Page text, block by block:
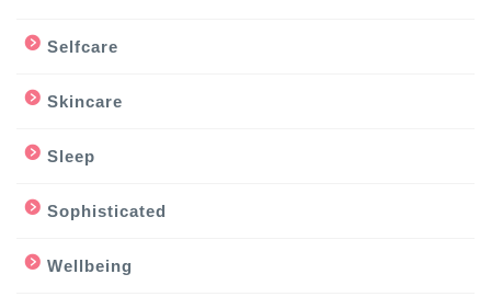
Selfcare
Skincare
Sleep
Sophisticated
Wellbeing